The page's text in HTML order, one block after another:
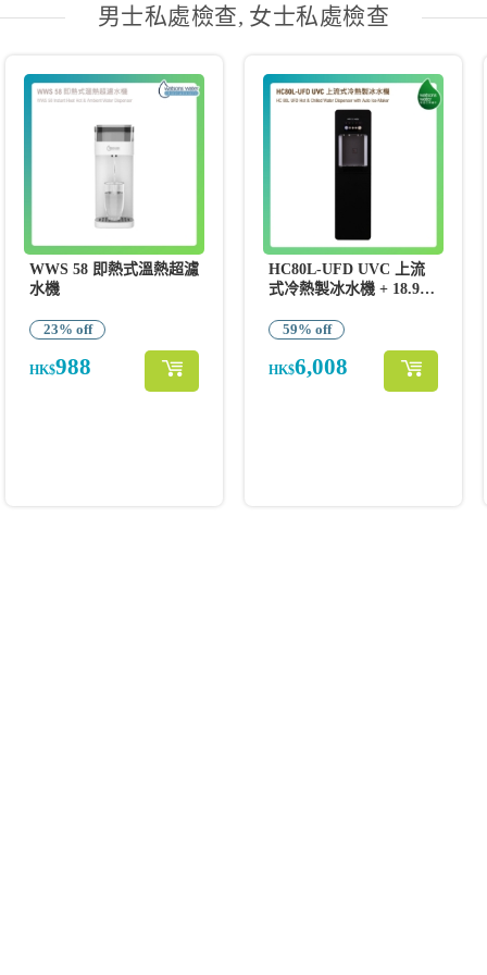
男士私處檢查, 女士私處檢查
WWS 58 即熱式溫熱超濾
水機
23% off
HK$988
HC80L-UFD UVC 上流
式冷熱製冰水機 + 18.9L
59% off
HK$6,008